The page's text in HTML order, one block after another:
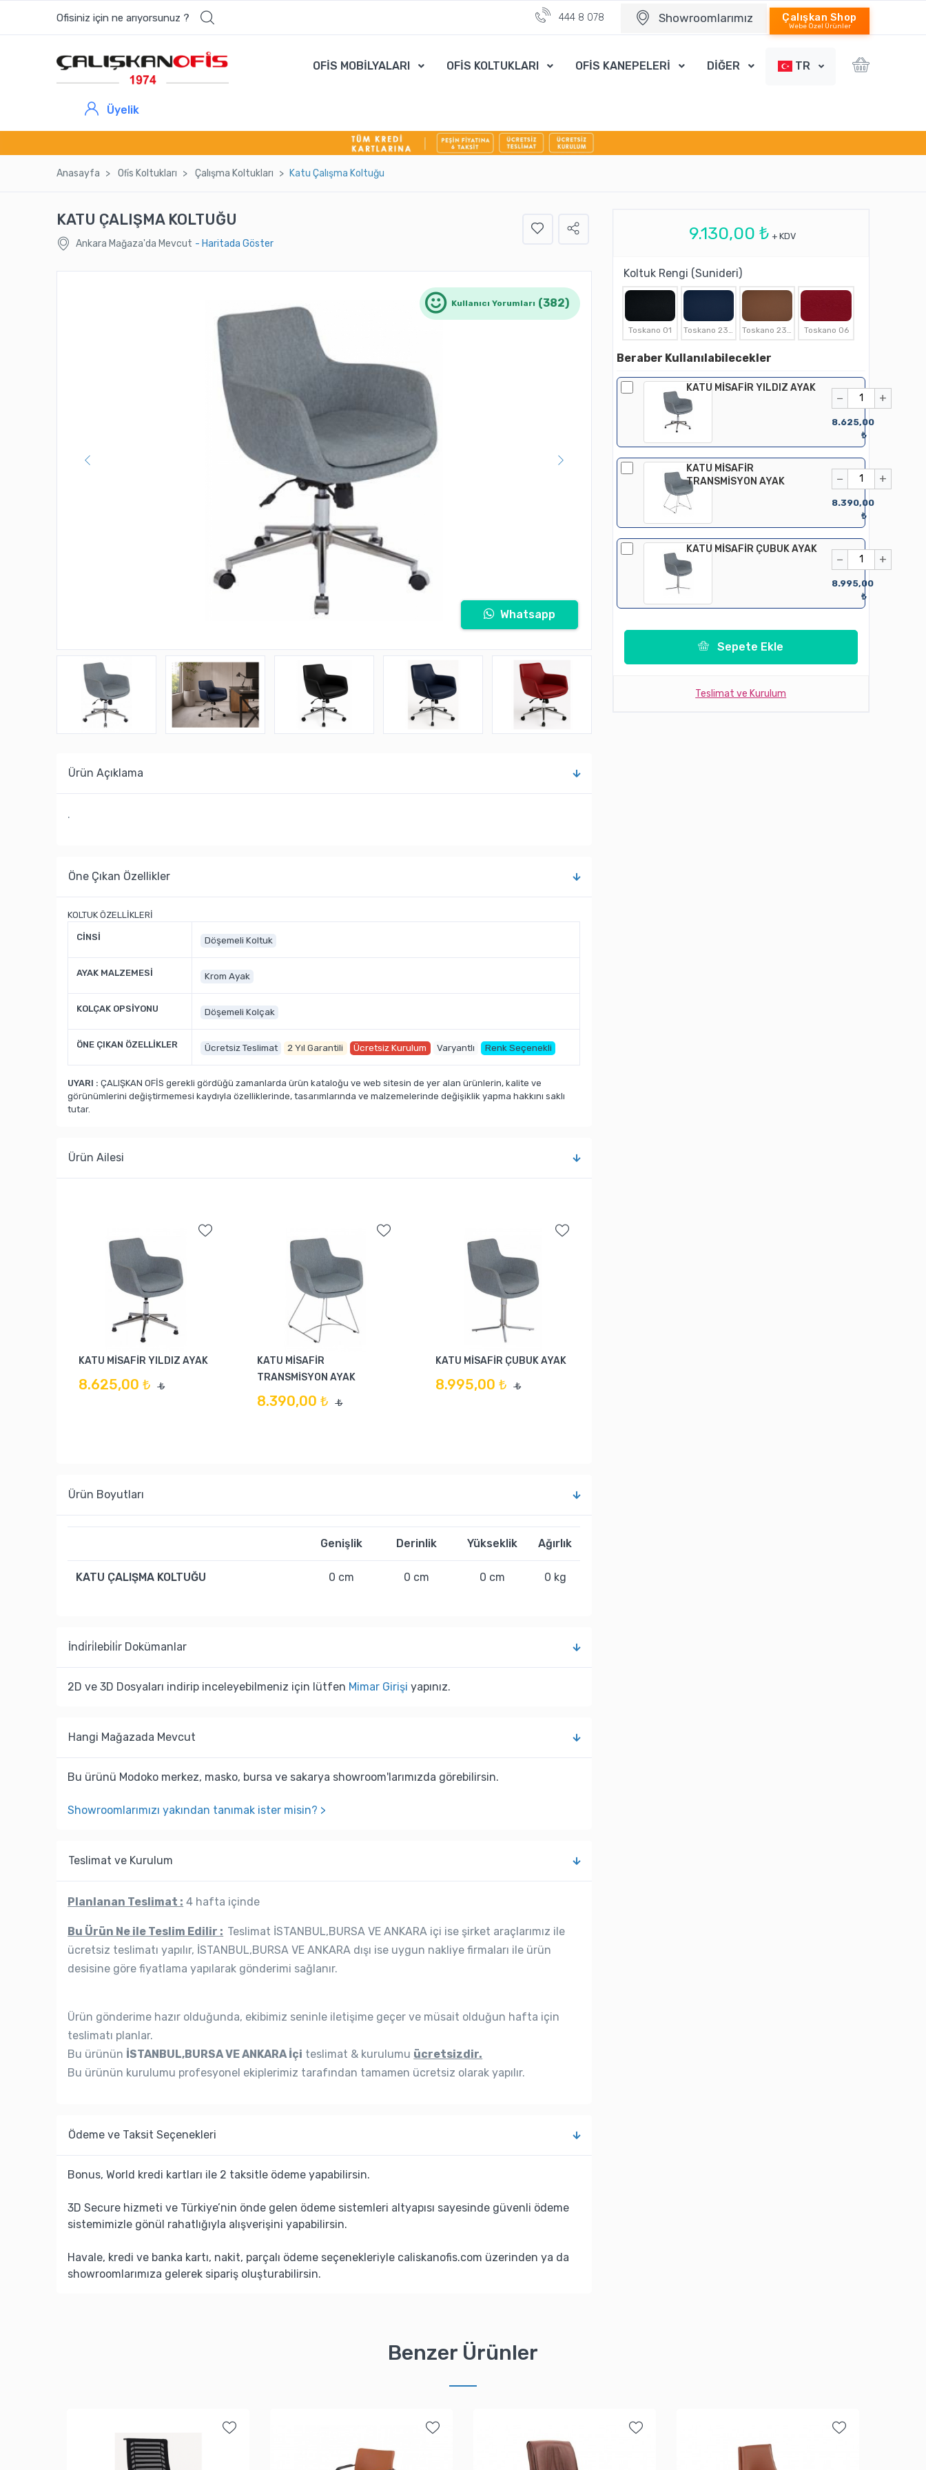
Ofisiniz için ne arıyorsunuz ? 444 8 078 Showroomlarımız Çalışkan Shop
Webe Özel Ürünler
OFİS MOBİLYALARI OFİS KOLTUKLARI OFİS KANEPELERİ DİĞER TR
Üyelik
Anasayfa Ofi̇s Koltukları Çalışma Koltukları Katu Çalışma Koltuğu
KATU ÇALIŞMA KOLTUĞU
Ankara Mağaza'da Mevcut - Haritada Göster
Kullanıcı Yorumları (382)
Whatsapp
Ürün Açıklama
.
Öne Çıkan Özellikler
KOLTUK ÖZELLİKLERİ
CİNSİ Döşemeli Koltuk
AYAK MALZEMESİ Krom Ayak
KOLÇAK OPSİYONU Döşemeli Kolçak
ÖNE ÇIKAN ÖZELLİKLER Ücretsiz Teslimat 2 Yıl Garantili Ücretsiz Kurulum Varyantlı Renk Seçenekli
UYARI : ÇALIŞKAN OFİS gerekli gördüğü zamanlarda ürün kataloğu ve web sitesin de yer alan ürünlerin, kalite ve
görünümlerini değiştirmemesi kaydıyla özelliklerinde, tasarımlarında ve malzemelerinde değişiklik yapma hakkını saklı
tutar.
Ürün Ailesi
KATU MİSAFİR YILDIZ AYAK
8.625,00 ₺ ₺
KATU MİSAFİR
TRANSMİSYON AYAK
8.390,00 ₺ ₺
KATU MİSAFİR ÇUBUK AYAK
8.995,00 ₺ ₺
Ürün Boyutları
Genişlik Derinlik Yükseklik Ağırlık
KATU ÇALIŞMA KOLTUĞU 0 cm 0 cm 0 cm 0 kg
İndi̇ri̇lebi̇li̇r Dokümanlar
2D ve 3D Dosyaları indirip inceleyebilmeniz için lütfen Mimar Girişi yapınız.
Hangi Mağazada Mevcut
Bu ürünü Modoko merkez, masko, bursa ve sakarya showroom'larımızda görebilirsin.
Showroomlarımızı yakından tanımak ister misin? >
Teslimat ve Kurulum
Planlanan Teslimat : 4 hafta içinde
Bu Ürün Ne ile Teslim Edilir : Teslimat İSTANBUL,BURSA VE ANKARA içi ise şirket araçlarımız ile
ücretsiz teslimatı yapılır, İSTANBUL,BURSA VE ANKARA dışı ise uygun nakliye firmaları ile ürün
desisine göre fiyatlama yapılarak gönderimi sağlanır.
Ürün gönderime hazır olduğunda, ekibimiz seninle iletişime geçer ve müsait olduğun hafta için
teslimatı planlar.
Bu ürünün İSTANBUL,BURSA VE ANKARA İçi teslimat & kurulumu ücretsizdir.
Bu ürünün kurulumu profesyonel ekiplerimiz tarafından tamamen ücretsiz olarak yapılır.
Ödeme ve Taksit Seçenekleri
Bonus, World kredi kartları ile 2 taksitle ödeme yapabilirsin.
3D Secure hizmeti ve Türkiye’nin önde gelen ödeme sistemleri altyapısı sayesinde güvenli ödeme
sistemimizle gönül rahatlığıyla alışverişini yapabilirsin.
Havale, kredi ve banka kartı, nakit, parçalı ödeme seçenekleriyle caliskanofis.com üzerinden ya da
showroomlarımıza gelerek sipariş oluşturabilirsin.
9.130,00 ₺ + KDV
Koltuk Rengi (Sunideri)
Toskano 01 Toskano 06
Beraber Kullanılabilecekler
KATU MİSAFİR YILDIZ AYAK
− +
8.625,00
₺
KATU MİSAFİR
TRANSMİSYON AYAK
− +
8.390,00
₺
KATU MİSAFİR ÇUBUK AYAK
− +
8.995,00
₺
Sepete Ekle
Teslimat ve Kurulum
Benzer Ürünler